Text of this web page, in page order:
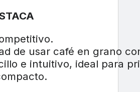
de usar café en grano
e intuitivo, ideal para